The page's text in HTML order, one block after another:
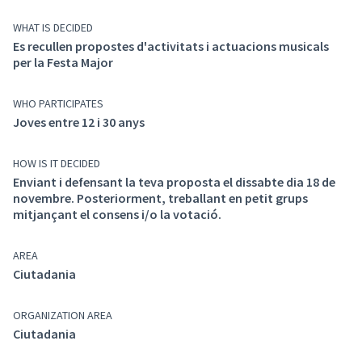
WHAT IS DECIDED
Es recullen propostes d'activitats i actuacions musicals
per la Festa Major
WHO PARTICIPATES
Joves entre 12 i 30 anys
HOW IS IT DECIDED
Enviant i defensant la teva proposta el dissabte dia 18 de
novembre. Posteriorment, treballant en petit grups
mitjançant el consens i/o la votació.
AREA
Ciutadania
ORGANIZATION AREA
Ciutadania